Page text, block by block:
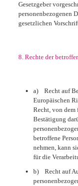
Gesetzgeber
personenbezogenen
gesetzlichen
8. Rechte der
a) Recht auf
Europäischen
Recht, von dem
Bestätigung
betroffene
nehmen, kann
für die
b) Recht auf